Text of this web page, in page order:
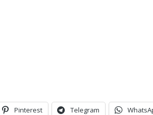
Pinterest Telegram